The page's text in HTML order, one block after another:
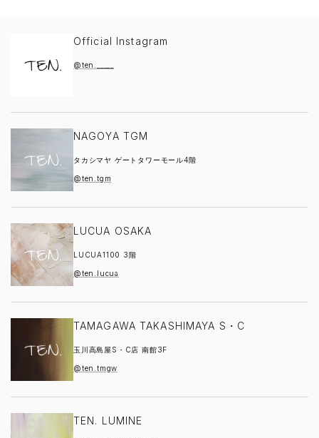
Official Instagram
@ten._____
NAGOYA TGM
タカシマヤ ゲートタワーモール4階
@ten.tgm
LUCUA OSAKA
LUCUA1100 3階
@ten.lucua
TAMAGAWA TAKASHIMAYA S・C
玉川高島屋S・C店 南館3F
@ten.tmgw
TEN. LUMINE